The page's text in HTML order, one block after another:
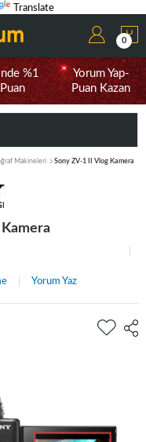
Translate
0
%1
Yorum Yap-
Puan Kazan
Makineleri Sony ZV-1 II Vlog Kamera
Yorum Yaz